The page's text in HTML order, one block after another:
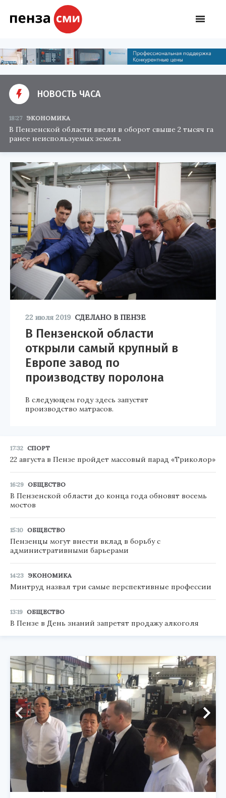
НОВОСТЬ ЧАСА
18:27 ЭКОНОМИКА
В Пензенской области ввели в оборот свыше 2 тысяч га
ранее неиспользуемых земель
22 июля 2019 СДЕЛАНО В ПЕНЗЕ
В Пензенской области
открыли самый крупный в
Европе завод по
производству поролона
В следующем году здесь запустят
производство матрасов.
17:32 СПОРТ
22 августа в Пензе пройдет массовый парад «Триколор»
16:29 ОБЩЕСТВО
В Пензенской области до конца года обновят восемь
мостов
15:10 ОБЩЕСТВО
Пензенцы могут внести вклад в борьбу с
административными барьерами
14:23 ЭКОНОМИКА
Минтруд назвал три самые перспективные профессии
13:19 ОБЩЕСТВО
В Пензе в День знаний запретят продажу алкоголя